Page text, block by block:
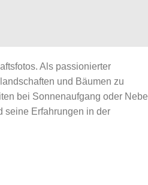
Als passionierter
und Bäumen zu
bei Sonnenaufgang oder Nebel
seine Erfahrungen in der